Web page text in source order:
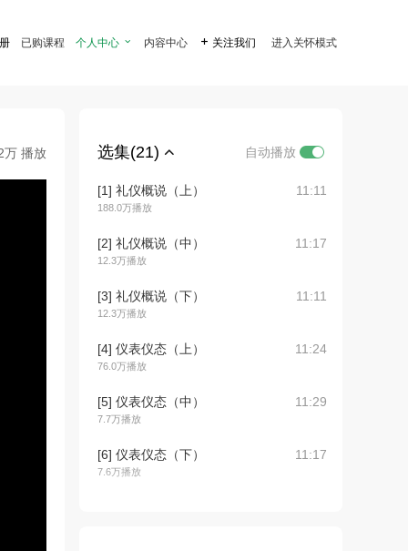
已购课程 个人中心  内容中心  关注我们 进入关怀模式
万 播放 选集(21) 自动播放
[1] 礼仪概说（上）
188.0万播放
11:11
[2] 礼仪概说（中）
12.3万播放
11:17
[3] 礼仪概说（下）
12.3万播放
11:11
[4] 仪表仪态（上）
76.0万播放
11:24
[5] 仪表仪态（中）
7.7万播放
11:29
[6] 仪表仪态（下）
7.6万播放
11:17